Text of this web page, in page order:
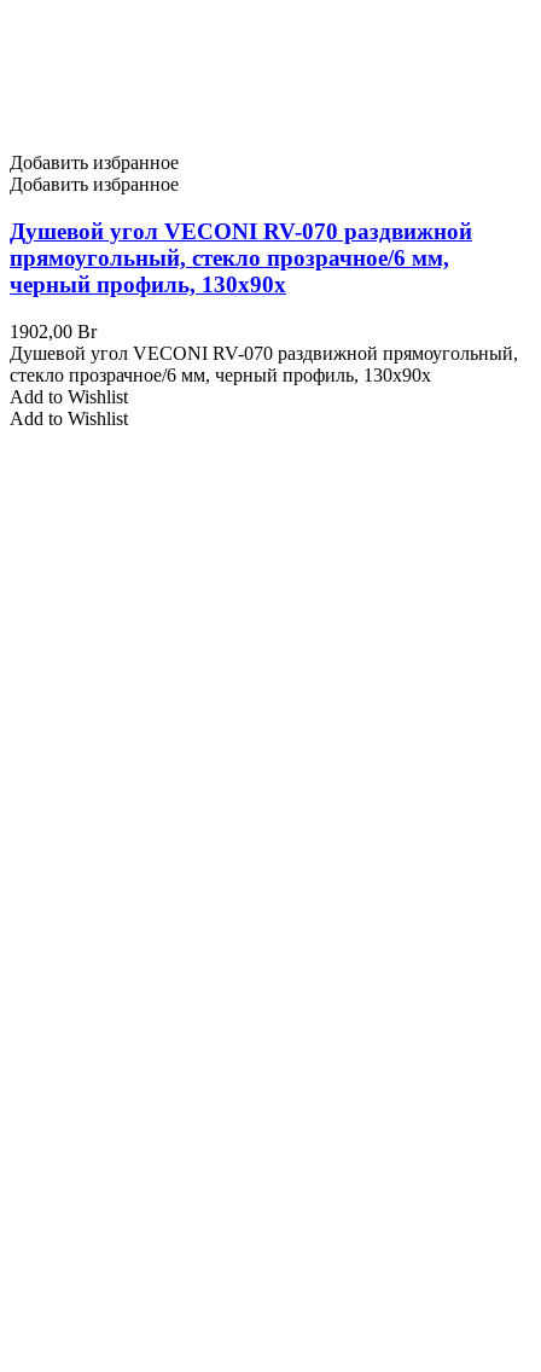
Добавить избранное
Добавить избранное
Душевой угол VECONI RV-070 раздвижной
прямоугольный, стекло прозрачное/6 мм,
черный профиль, 130x90x
1902,00 Br
Душевой угол VECONI RV-070 раздвижной прямоугольный,
стекло прозрачное/6 мм, черный профиль, 130x90x
Add to Wishlist
Add to Wishlist